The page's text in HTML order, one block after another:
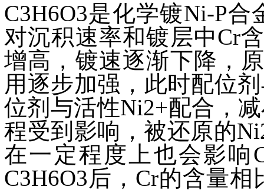
C3H6O3是化学镀Ni-P
对沉积速率和镀层中Cr
增高，镀速逐渐下降，
用逐步加强，此时配位
位剂与活性Ni2+配合，
程受到影响，被还原的
在一定程度上也会影响
C3H6O3后，Cr的含量